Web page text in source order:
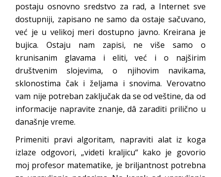
postaju osnovno sredstvo za rad, a Internet sve
dostupniji, zapisano ne samo da ostaje sačuvano,
već je u velikoj meri dostupno javno. Kreirana je
bujica. Ostaju nam zapisi, ne više samo o
krunisanim glavama i eliti, već i o najširim
društvenim slojevima, o njihovim navikama,
sklonostima čak i željama i snovima. Verovatno
vam nije potreban zaključak da se od veštine, da od
informacije napravite znanje, dâ zaraditi prilično u
današnje vreme.
Primeniti pravi algoritam, napraviti alat iz koga
izlaze odgovori, „videti kraljicu“ kako je govorio
moj profesor matematike, je briljantnost potrebna